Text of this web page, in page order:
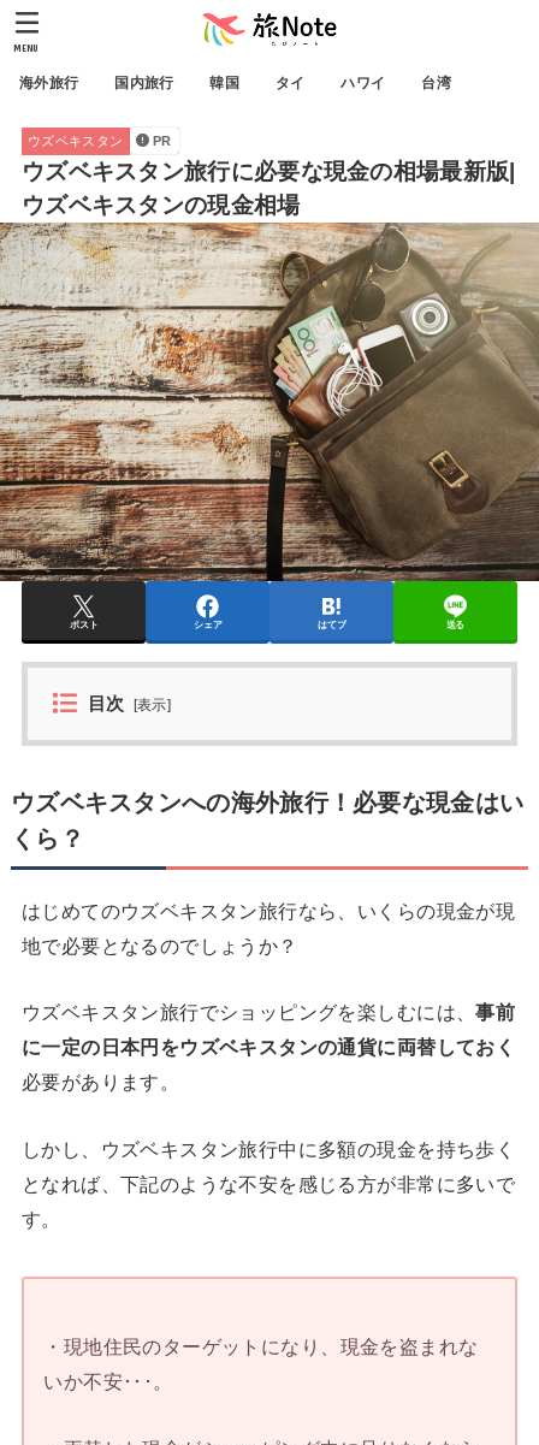
海外旅行 国内旅行 韓国 タイ ハワイ 台湾
MENU
ウズベキスタン PR
ウズベキスタン旅行に必要な現金の相場最新版|
ウズベキスタンの現金相場
ポスト シェア はてブ 送る
目次 [表示]
ウズベキスタンへの海外旅行！必要な現金はい
くら？
はじめてのウズベキスタン旅行なら、いくらの現金が現
地で必要となるのでしょうか？
ウズベキスタン旅行でショッピングを楽しむには、事前
に一定の日本円をウズベキスタンの通貨に両替しておく
必要があります。
しかし、ウズベキスタン旅行中に多額の現金を持ち歩く
となれば、下記のような不安を感じる方が非常に多いで
す。
・現地住民のターゲットになり、現金を盗まれな
いか不安･･･。